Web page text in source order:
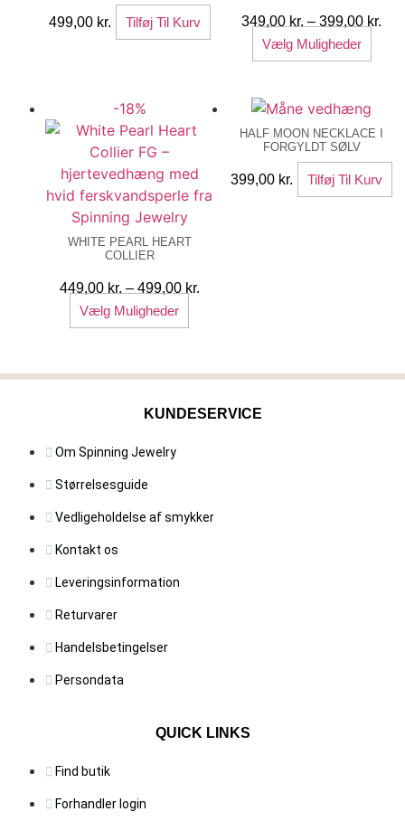
499,00 kr. Tilføj Til Kurv 349,00 kr. – 399,00 kr.
Vælg Muligheder
vare
kan
-18%
WHITE PEARL HEART
COLLIER
449,00 kr. – 499,00 kr.
Vælg Muligheder
flere
Mulighederne
HALF MOON NECKLACE I
FORGYLDT SØLV
399,00 kr. Tilføj Til Kurv
KUNDESERVICE
Om Spinning Jewelry
Størrelsesguide
Vedligeholdelse af smykker
Kontakt os
Leveringsinformation
Returvarer
Handelsbetingelser
Persondata
QUICK LINKS
Find butik
Forhandler login